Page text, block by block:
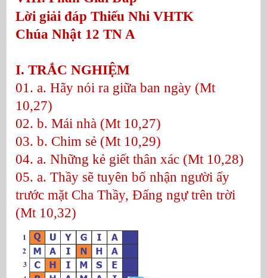
Lời giải đáp Thiếu Nhi VHTK
Chúa Nhật 12 TN A
I. TRẮC NGHIỆM
01. a. Hãy nói ra giữa ban ngày (Mt
10,27)
02. b. Mái nhà (Mt 10,27)
03. b. Chim sẻ (Mt 10,29)
04. a. Những kẻ giết thân xác (Mt 10,28)
05. a. Thầy sẽ tuyên bố nhận người ấy
trước mặt Cha Thầy, Đấng ngự trên trời
(Mt 10,32)